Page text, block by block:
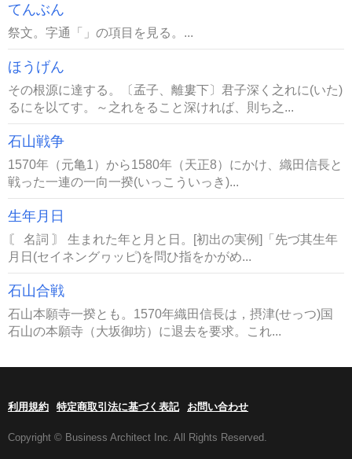
てんぶん
祭文。字通「」の項目を見る。...
ほうげん
その根源に達する。〔孟子、離婁下〕君子深く之れに(いた)
るにを以てす。～之れをること深ければ、則ち之...
石山戦争
1570年（元亀1）から1580年（天正8）にかけ、織田信長と
戦った一連の一向一揆(いっこういっき)...
生年月日
〘 名詞 〙 生まれた年と月と日。[初出の実例]「先づ其生年
月日(セイネングヮッピ)を問ひ指をかがめ...
石山合戦
石山本願寺一揆とも。1570年織田信長は，摂津(せっつ)国
石山の本願寺（大坂御坊）に退去を要求。これ...
利用規約 特定商取引法に基づく表記 お問い合わせ
Copyright © Business Architect Inc. All Rights Reserved.